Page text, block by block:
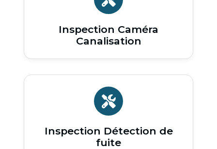
Inspection Caméra
Canalisation
Inspection Détection de
fuite